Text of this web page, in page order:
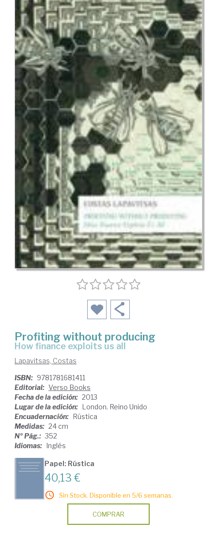
Profiting without producing
how finance exploits us all
Lapavitsas, Costas
ISBN: 9781781681411
Editorial: Verso Books
Fecha de la edición: 2013
Lugar de la edición:
London. Reino Unido
Encuadernación:
Rústica
Medidas: 24 cm
Nº Pág.: 352
Idiomas:
Inglés
Papel: Rústica
40,13 €
Sin Stock. Disponible en 5/6 semanas.
COMPRAR